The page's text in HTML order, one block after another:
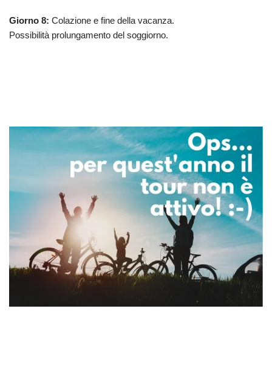
Giorno 8: Colazione e fine della vacanza.
Possibilità prolungamento del soggiorno.